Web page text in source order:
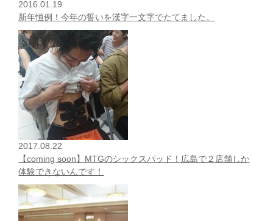
2016.01.19
新年恒例！今年の誓いを漢字一文字でたてました。
2017.08.22
【coming soon】MTGのシックスパッド！広島で２店舗しか
体験できないんです！